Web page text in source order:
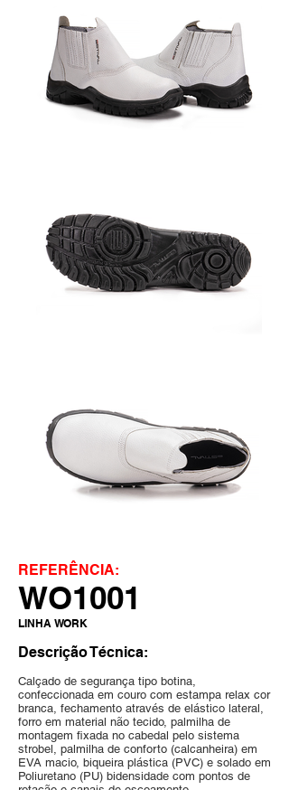
REFERÊNCIA:
WO1001
LINHA WORK
Descrição Técnica:
Calçado de segurança tipo botina,
confeccionada em couro com estampa relax cor
branca, fechamento através de elástico lateral,
forro em material não tecido, palmilha de
montagem fixada no cabedal pelo sistema
strobel, palmilha de conforto (calcanheira) em
EVA macio, biqueira plástica (PVC) e solado em
Poliuretano (PU) bidensidade com pontos de